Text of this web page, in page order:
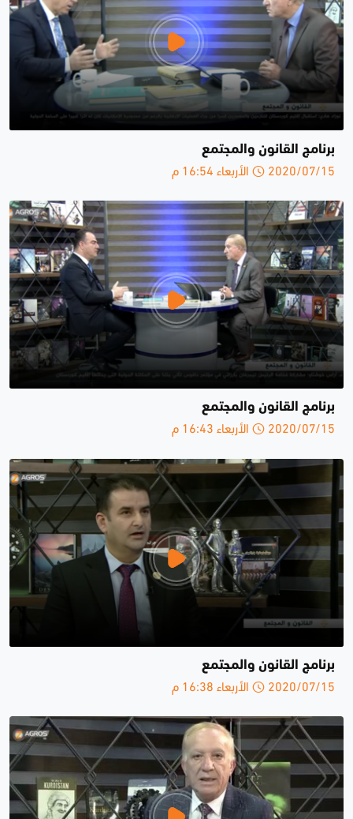
برنامج القانون والمجتمع
2020/07/15 الأربعاء 16:54 م
برنامج القانون والمجتمع
2020/07/15 الأربعاء 16:43 م
برنامج القانون والمجتمع
2020/07/15 الأربعاء 16:38 م